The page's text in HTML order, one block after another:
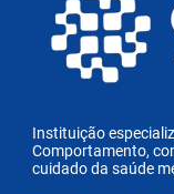
Instituição
Comportamento,
cuidado da saúde